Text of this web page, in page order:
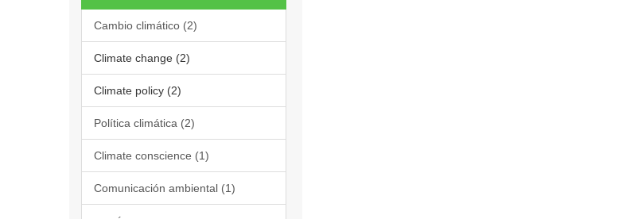
Cambio climático (2)
Climate change (2)
Climate policy (2)
Política climática (2)
Climate conscience (1)
Comunicación ambiental (1)